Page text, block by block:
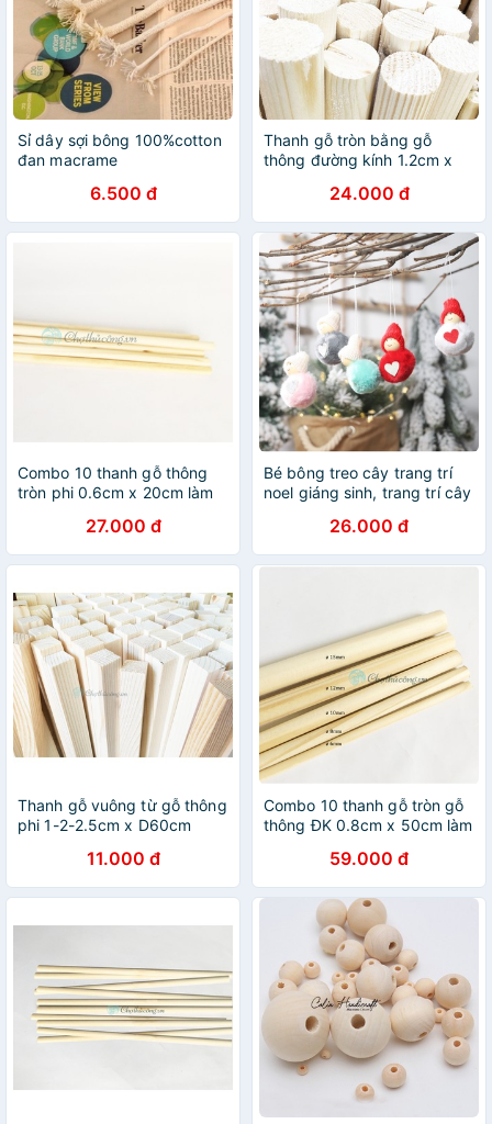
Sỉ dây sợi bông 100%cotton
đan macrame
6.500 đ
Thanh gỗ tròn bằng gỗ
thông đường kính 1.2cm x
macrame, handmade, decor
24.000 đ
Combo 10 thanh gỗ thông
tròn phi 0.6cm x 20cm làm
mành, phụ kiện macrame
27.000 đ
Bé bông treo cây trang trí
noel giáng sinh, trang trí cây
26.000 đ
Thanh gỗ vuông từ gỗ thông
phi 1-2-2.5cm x D60cm
mành, phụ kiện macrame
11.000 đ
Combo 10 thanh gỗ tròn gỗ
thông ĐK 0.8cm x 50cm làm
mành, phụ kiện macrame
59.000 đ